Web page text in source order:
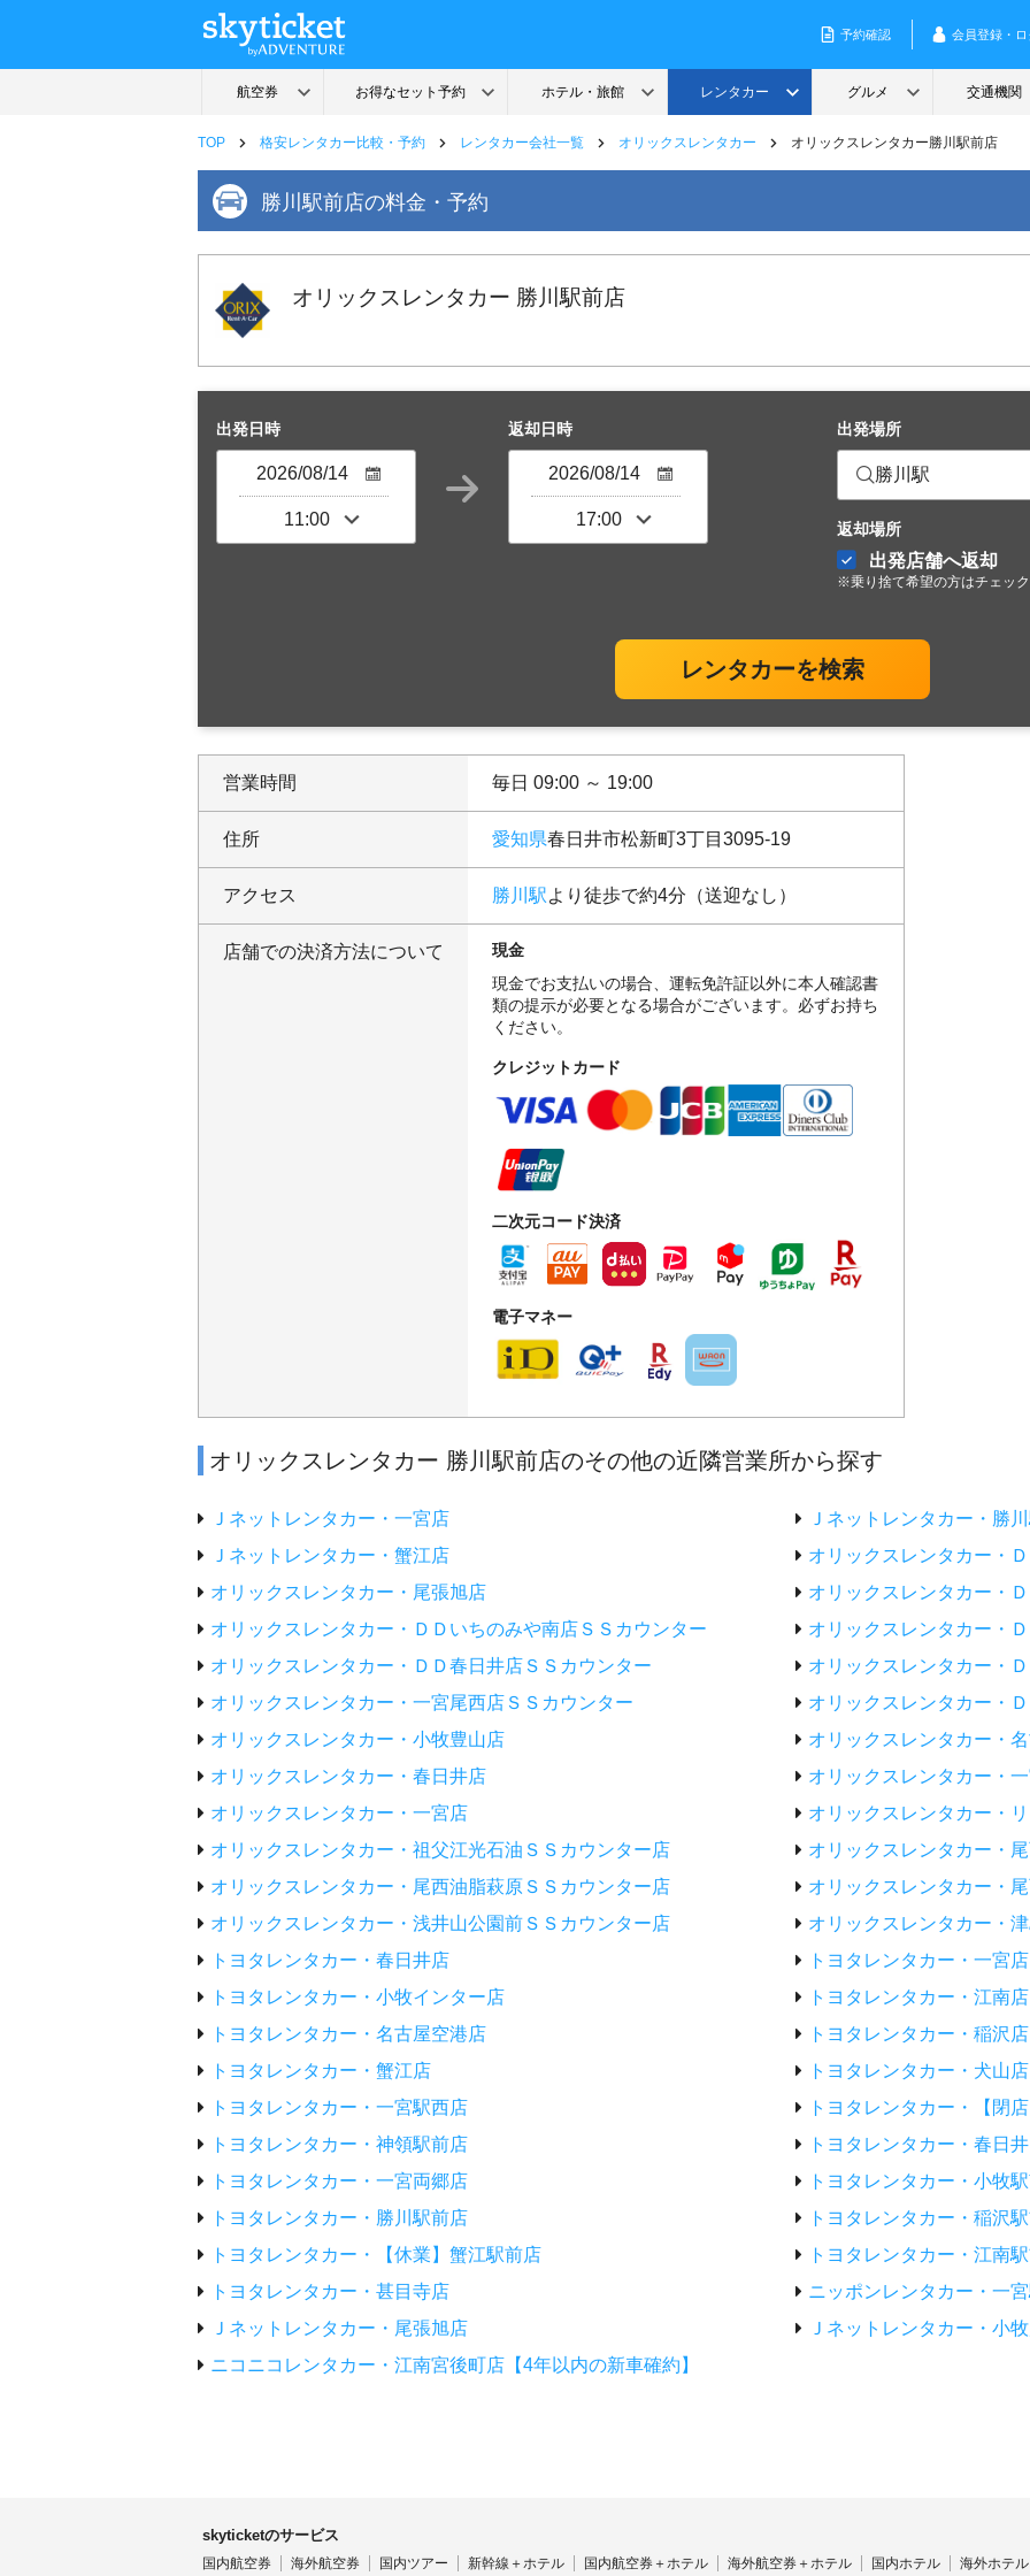
TOP 格安レンタカー比較・予約 レンタカー会社一覧 オリックスレンタカー オリックスレンタカー勝川駅前店
勝川駅前店の料金・予約
オリックスレンタカー 勝川駅前店
出発日時 返却日時 出発場所
勝川駅
返却場所
出発店舗へ返却
※乗り捨て希望の方はチェッ
レンタカーを検索
営業時間 毎日 09:00 ～ 19:00
住所 愛知県春日井市松新町3丁目3095-19
アクセス 勝川駅より徒歩で約4分（送迎なし）
店舗での決済方法について
現金
現金でお支払いの場合、運転免許証以外に本人確認書
類の提示が必要となる場合がございます。必ずお持ち
ください。
クレジットカード
二次元コード決済
電子マネー
オリックスレンタカー 勝川駅前店のその他の近隣営業所から探す
Ｊネットレンタカー・一宮店
Ｊネットレンタカー・勝
Ｊネットレンタカー・蟹江店
オリックスレンタカー・
オリックスレンタカー・尾張旭店
オリックスレンタカー・
オリックスレンタカー・ＤＤいちのみや南店ＳＳカウンター
オリックスレンタカー・
オリックスレンタカー・ＤＤ春日井店ＳＳカウンター
オリックスレンタカー・
オリックスレンタカー・一宮尾西店ＳＳカウンター
オリックスレンタカー・
オリックスレンタカー・小牧豊山店
オリックスレンタカー・
オリックスレンタカー・春日井店
オリックスレンタカー・
オリックスレンタカー・一宮店
オリックスレンタカー・
オリックスレンタカー・祖父江光石油ＳＳカウンター店
オリックスレンタカー・
オリックスレンタカー・尾西油脂萩原ＳＳカウンター店
オリックスレンタカー・
オリックスレンタカー・浅井山公園前ＳＳカウンター店
オリックスレンタカー・
トヨタレンタカー・春日井店
トヨタレンタカー・一宮店
トヨタレンタカー・小牧インター店
トヨタレンタカー・江南店
トヨタレンタカー・名古屋空港店
トヨタレンタカー・稲沢店
トヨタレンタカー・蟹江店
トヨタレンタカー・犬山店
トヨタレンタカー・一宮駅西店
トヨタレンタカー・【閉
トヨタレンタカー・神領駅前店
トヨタレンタカー・春日
トヨタレンタカー・一宮両郷店
トヨタレンタカー・小牧
トヨタレンタカー・勝川駅前店
トヨタレンタカー・稲沢
トヨタレンタカー・【休業】蟹江駅前店
トヨタレンタカー・江南
トヨタレンタカー・甚目寺店
ニッポンレンタカー・一
Ｊネットレンタカー・尾張旭店
Ｊネットレンタカー・小
ニコニコレンタカー・江南宮後町店【4年以内の新車確約】